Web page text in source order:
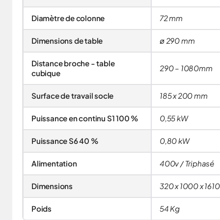
Diamètre de colonne 72 mm
Dimensions de table ø 290 mm
Distance broche - table
cubique
290 – 1080mm
Surface de travail socle 185 x 200 mm
Puissance en continu S1 100 % 0,55 kW
Puissance S6 40 % 0,80 kW
Alimentation 400v / Triphasé
Dimensions 320 x 1000 x
Poids 54 Kg